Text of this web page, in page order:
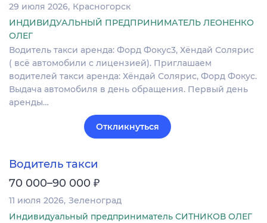
29 июля 2026 Красногорск
ИНДИВИДУАЛЬНЫЙ ПРЕДПРИНИМАТЕЛЬ ЛЕОНЕНКО
ОЛЕГ
Водитель такси аренда: Форд Фокус3, Хёндай Солярис
( всё автомобили с лицензией). Приглашаем
водителей такси аренда: Хёндай Солярис, Форд Фокус.
Выдача автомобиля в день обращения. Первый день
аренды…
Откликнуться
Водитель такси
70 000–90 000 ₽
11 июля 2026 Зеленоград
Индивидуальный предприниматель СИТНИКОВ ОЛЕГ